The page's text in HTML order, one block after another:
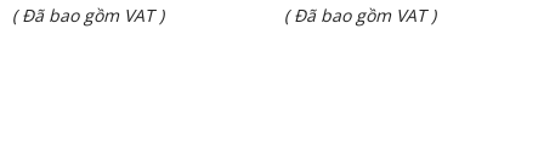
là:
Giá
( Đã bao gồm VAT )
là:
Giá
( Đã bao gồm VAT )